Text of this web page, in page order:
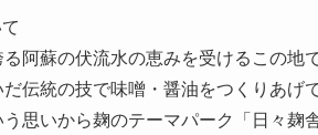
阿蘇の伏流水の恵みを受けるこの
伝統の技で味噌・醤油をつくりあ
思いから麹のテーマパーク「日々